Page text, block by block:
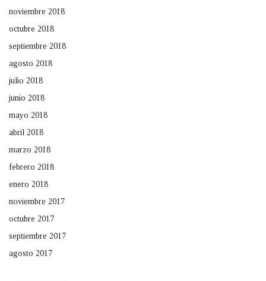
noviembre 2018
octubre 2018
septiembre 2018
agosto 2018
julio 2018
junio 2018
mayo 2018
abril 2018
marzo 2018
febrero 2018
enero 2018
noviembre 2017
octubre 2017
septiembre 2017
agosto 2017